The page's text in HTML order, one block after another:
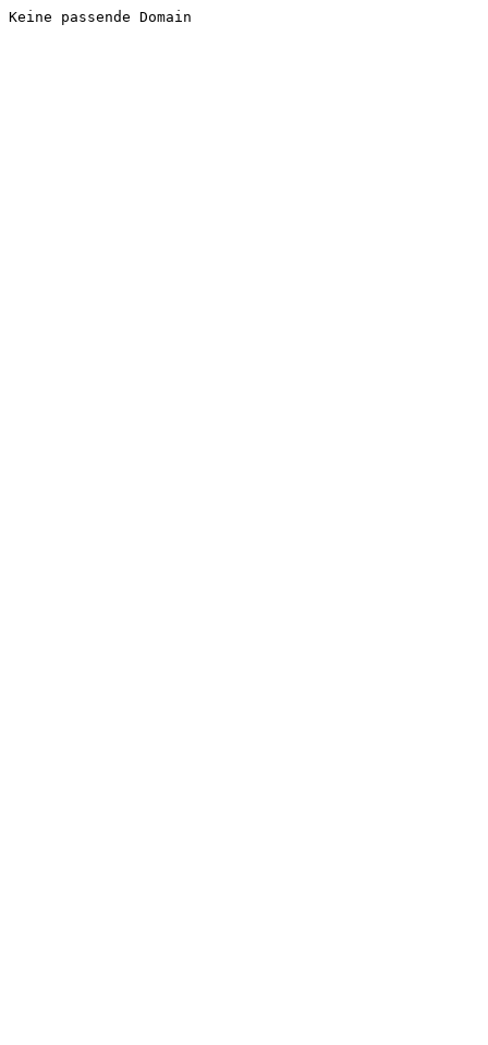
Keine passende Domain